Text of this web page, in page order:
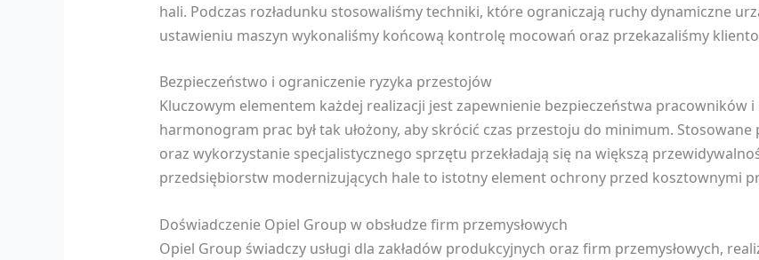
hali. Podczas rozładunku stosowaliśmy techniki, które ograniczają ruchy dynamiczne
ustawieniu maszyn wykonaliśmy końcową kontrolę mocowań oraz przekazaliśmy
Bezpieczeństwo i ograniczenie ryzyka przestojów
Kluczowym elementem każdej realizacji jest zapewnienie bezpieczeństwa pracowników i
harmonogram prac był tak ułożony, aby skrócić czas przestoju do minimum. Stosowane
oraz wykorzystanie specjalistycznego sprzętu przekładają się na większą
przedsiębiorstw modernizujących hale to istotny element ochrony przed kosztownymi
Doświadczenie Opiel Group w obsłudze firm przemysłowych
Opiel Group świadczy usługi dla zakładów produkcyjnych oraz firm przemysłowych,